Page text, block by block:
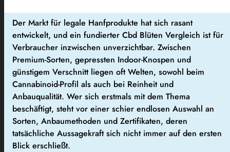
Der Markt für legale Hanfprodukte hat sich rasant
entwickelt, und ein fundierter Cbd Blüten Vergleich ist für
Verbraucher inzwischen unverzichtbar. Zwischen
Premium-Sorten, gepressten Indoor-Knospen und
günstigem Verschnitt liegen oft Welten, sowohl beim
Cannabinoid-Profil als auch bei Reinheit und
Anbauqualität. Wer sich erstmals mit dem Thema
beschäftigt, steht vor einer schier endlosen Auswahl an
Sorten, Anbaumethoden und Zertifikaten, deren
tatsächliche Aussagekraft sich nicht immer auf den ersten
Blick erschließt.